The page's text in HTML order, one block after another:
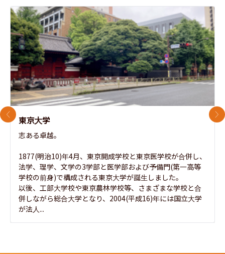
東京大学
志ある卓越。
1877(明治10)年4月、東京開成学校と東京医学校が合併し、
法学、理学、文学の3学部と医学部および予備門(第一高等
学校の前身)で構成される東京大学が誕生しました。
以後、工部大学校や東京農林学校等、さまざまな学校と合
併しながら総合大学となり、2004(平成16)年には国立大学
が法人...
前のスライド 次